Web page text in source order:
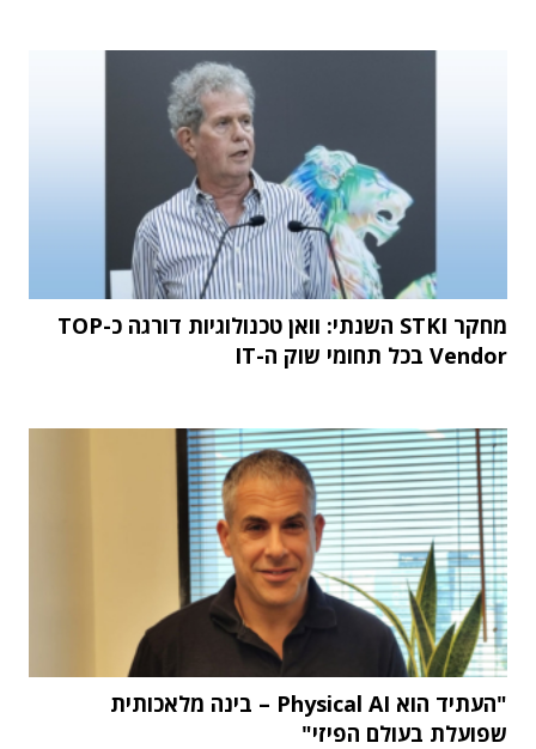
מחקר STKI השנתי: וואן טכנולוגיות דורגה כ-TOP
Vendor בכל תחומי שוק ה-IT
"העתיד הוא Physical AI – בינה מלאכותית
שפועלת בעולם הפיזי"